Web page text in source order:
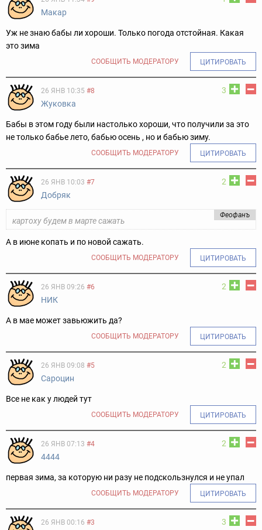
Макар
Уж не знаю бабы ли хороши. Только погода отстойная. Какая
это зима
СООБЩИТЬ МОДЕРАТОРУ ЦИТИРОВАТЬ
3
26 ЯНВ 10:35 #8
Жуковка
Бабы в этом году были настолько хороши, что получили за это
не только бабье лето, бабью осень , но и бабью зиму.
СООБЩИТЬ МОДЕРАТОРУ ЦИТИРОВАТЬ
2
26 ЯНВ 10:03 #7
Добряк
Феофанъ
картоху будем в марте сажать
А в июне копать и по новой сажать.
СООБЩИТЬ МОДЕРАТОРУ ЦИТИРОВАТЬ
2
26 ЯНВ 09:26 #6
НИК
А в мае может завьюжить да?
СООБЩИТЬ МОДЕРАТОРУ ЦИТИРОВАТЬ
2
26 ЯНВ 09:08 #5
Сароцин
Все не как у людей тут
СООБЩИТЬ МОДЕРАТОРУ ЦИТИРОВАТЬ
2
26 ЯНВ 07:13 #4
4444
первая зима, за которую ни разу не подскользнулся и не упал
СООБЩИТЬ МОДЕРАТОРУ ЦИТИРОВАТЬ
3
26 ЯНВ 00:16 #3